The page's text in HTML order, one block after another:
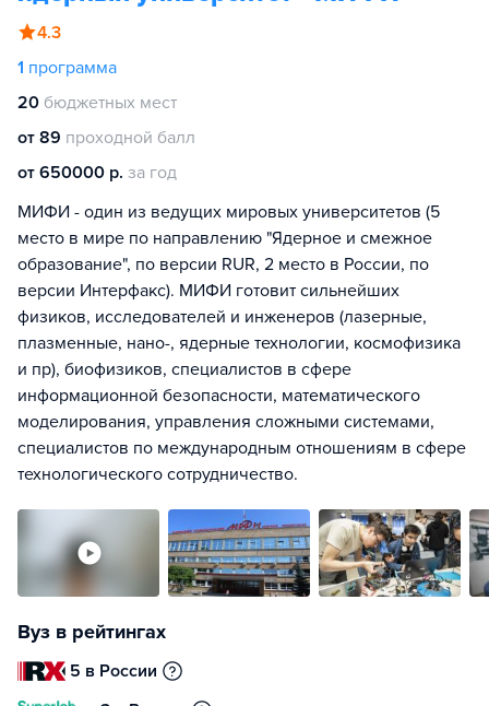
4.3
1 программа
20 бюджетных мест
от 89 проходной балл
от 650000 р. за год
МИФИ - один из ведущих мировых университетов (5
место в мире по направлению "Ядерное и смежное
образование", по версии RUR, 2 место в России, по
версии Интерфакс). МИФИ готовит сильнейших
физиков, исследователей и инженеров (лазерные,
плазменные, нано-, ядерные технологии, космофизика
и пр), биофизиков, специалистов в сфере
информационной безопасности, математического
моделирования, управления сложными системами,
специалистов по международным отношениям в сфере
технологического сотрудничество.
Вуз в рейтингах
5 в России